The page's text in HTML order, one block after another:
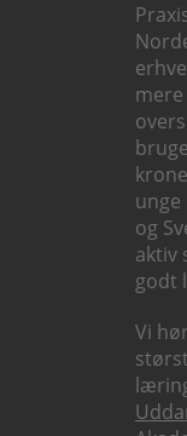
og
aktiv
godt
Vi